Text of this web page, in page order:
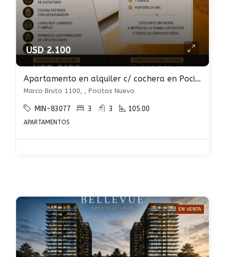
USD 2.100
Apartamento en alquiler c/ cochera en Pocitos Nuevo
Marco Bruto 1100, , Pocitos Nuevo
MIN-83077 3 3 105.00
APARTAMENTOS
EN VENTA